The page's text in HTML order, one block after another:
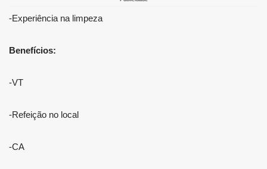
-Experiência na limpeza
Benefícios:
-VT
-Refeição no local
-CA